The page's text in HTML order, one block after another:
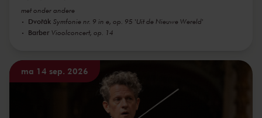
met onder andere
Dvořák Symfonie nr. 9 in e, op. 95 'Uit de Nieuwe Wereld'
Barber Vioolconcert, op. 14
ma 14 sep. 2026